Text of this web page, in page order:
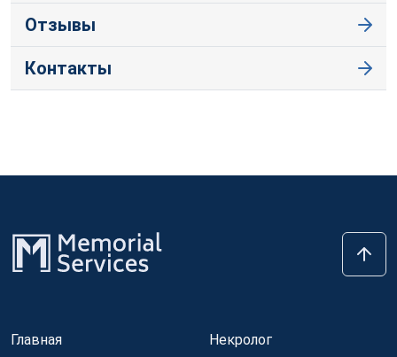
Отзывы
Контакты
Главная
Некролог